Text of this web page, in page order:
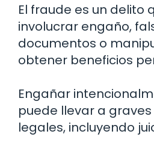
El fraude es un delito
involucrar engaño,
documentos o
obtener beneficios
Engañar
puede llevar a
legales, incluyendo